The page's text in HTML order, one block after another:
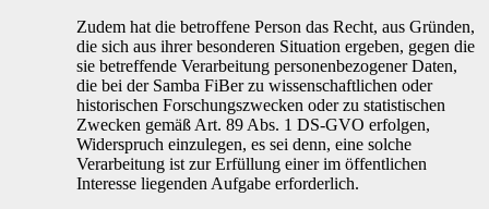
Zudem hat die betroffene Person das Recht, aus Gründen,
die sich aus ihrer besonderen Situation ergeben, gegen die
sie betreffende Verarbeitung personenbezogener Daten,
die bei der Samba FiBer zu wissenschaftlichen oder
historischen Forschungszwecken oder zu statistischen
Zwecken gemäß Art. 89 Abs. 1 DS-GVO erfolgen,
Widerspruch einzulegen, es sei denn, eine solche
Verarbeitung ist zur Erfüllung einer im öffentlichen
Interesse liegenden Aufgabe erforderlich.